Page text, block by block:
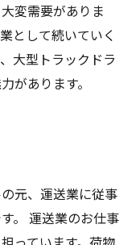
変需要がありま
として続いていく
大型トラックドラ
があります。
元、運送業に従事
。 運送業のお仕事